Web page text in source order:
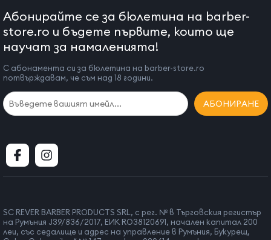
Абонирайте се за бюлетина на barber-
store.ro и бъдете първите, които ще
научат за намаленията!
С абонамента си за бюлетина на barber-store.ro
потвърждавам, че съм над 18 години.
АБОНИРАНЕ
SC REVER BARBER PRODUCTS SRL, с рег. № в Търговския регистър
на Румъния J39/836/2017, ЕИК RO38120691, начален капитал 200
леи, със седалище и адрес на управление в Румъния, Букурещ,